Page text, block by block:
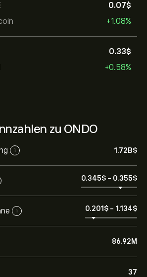
0.07‎$‎
+1.08%
0.33‎$‎
+0.58%
zu ONDO
i 1.72B‎$‎
0.345‎$‎ - 0.355‎$‎
i 0.201‎$‎ - 1.134‎$‎
86.92M
37